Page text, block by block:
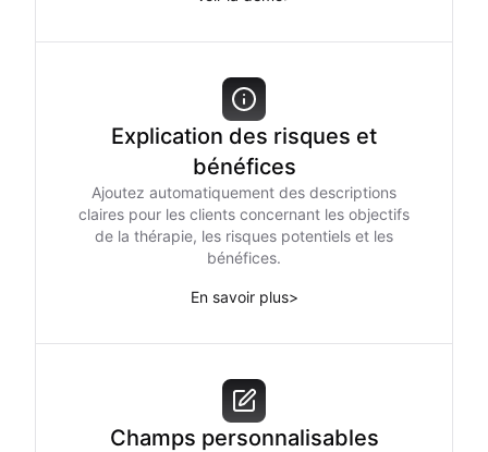
Explication des risques et
bénéfices
Ajoutez automatiquement des descriptions
claires pour les clients concernant les objectifs
de la thérapie, les risques potentiels et les
bénéfices.
En savoir plus>
Champs personnalisables